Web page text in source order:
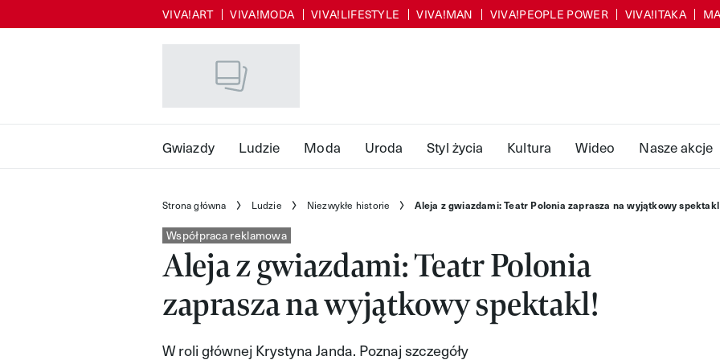
VIVA!ART VIVA!MODA VIVA!LIFESTYLE VIVA!MAN VIVA!PEOPLE POWER VIVA!ITAKA
Gwiazdy Ludzie Moda Uroda Styl życia Kultura Wideo Nasze akcje
Strona główna Ludzie Niezwykłe historie Aleja z gwiazdami: Teatr Polonia zaprasza na wyjątkowy
Współpraca reklamowa
Aleja z gwiazdami: Teatr Polonia
zaprasza na wyjątkowy spektakl!
W roli głównej Krystyna Janda. Poznaj szczegóły